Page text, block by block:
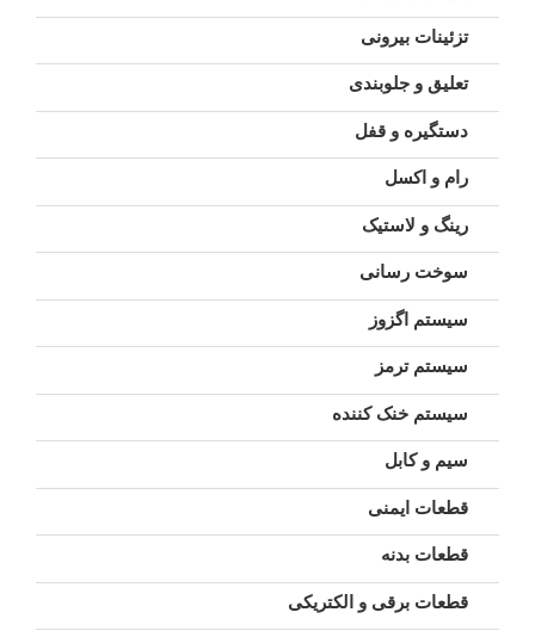
تزئینات بیرونی
تعلیق و جلوبندی
دستگیره و قفل
رام و اکسل
رینگ و لاستیک
سوخت رسانی
سیستم اگزوز
سیستم ترمز
سیستم خنک کننده
سیم و کابل
قطعات ایمنی
قطعات بدنه
قطعات برقی و الکتریکی